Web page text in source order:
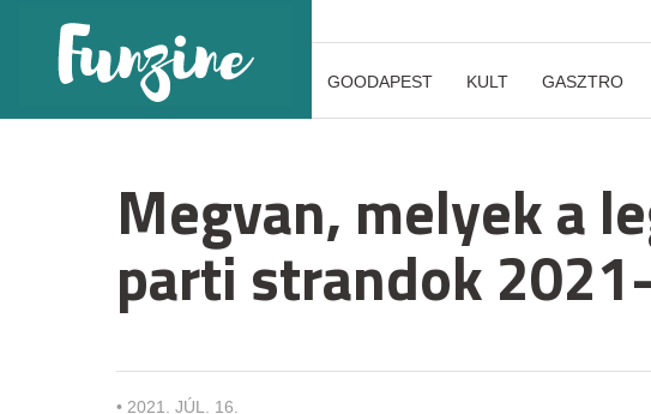
GOODAPEST KULT GASZTRO
Megvan, melyek a
parti strandok
• 2021. JÚL. 16.